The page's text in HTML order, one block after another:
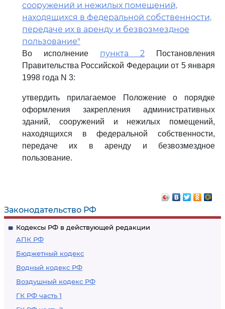
Законодательство РФ
Кодексы РФ в действующей редакции
АПК РФ
Бюджетный кодекс
Водный кодекс РФ
Воздушный кодекс РФ
ГК РФ часть 1
сооружений и нежилых помещений,
находящихся в федеральной собственности,
передаче их в аренду и безвозмездное
пользование"
Во исполнение пункта 2 Постановления
Правительства Российской Федерации от 5 января
1998 года N 3:
утвердить прилагаемое Положение о порядке
оформления закрепления административных
зданий, сооружений и нежилых помещений,
находящихся в федеральной собственности,
передаче их в аренду и безвозмездное
пользование.